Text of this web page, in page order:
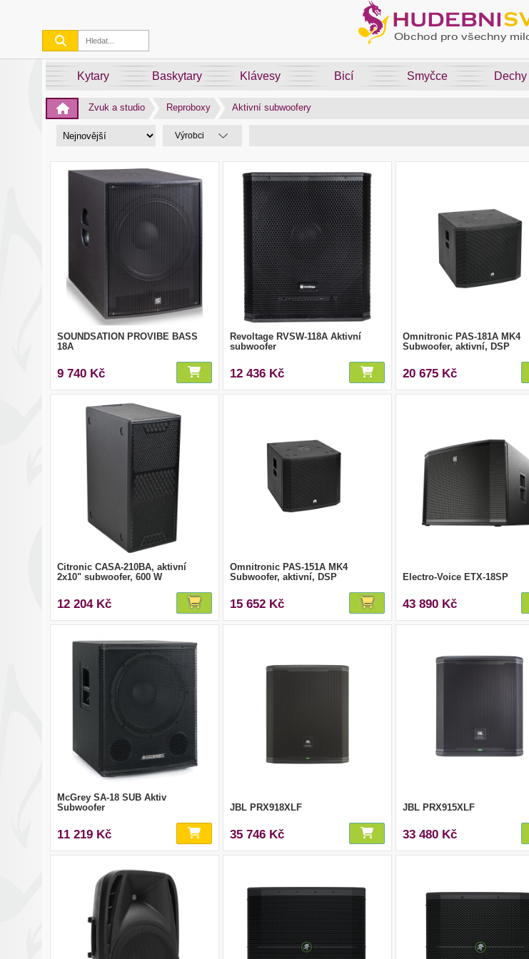
Kytary Baskytary Klávesy Bicí Smyčce Dechy
Zvuk a studio Reproboxy Aktivní subwoofery
Výrobci
SOUNDSATION PROVIBE BASS
18A
9 740 Kč
Revoltage RVSW-118A Aktivní
subwoofer
12 436 Kč
Omnitronic PAS-181A MK4
Subwoofer, aktivní, DSP
20 675 Kč
Citronic CASA-210BA, aktivní
2x10" subwoofer, 600 W
12 204 Kč
Omnitronic PAS-151A MK4
Subwoofer, aktivní, DSP
15 652 Kč
Electro-Voice ETX-18SP
43 890 Kč
McGrey SA-18 SUB Aktiv
Subwoofer
11 219 Kč
JBL PRX918XLF
35 746 Kč
JBL PRX915XLF
33 480 Kč